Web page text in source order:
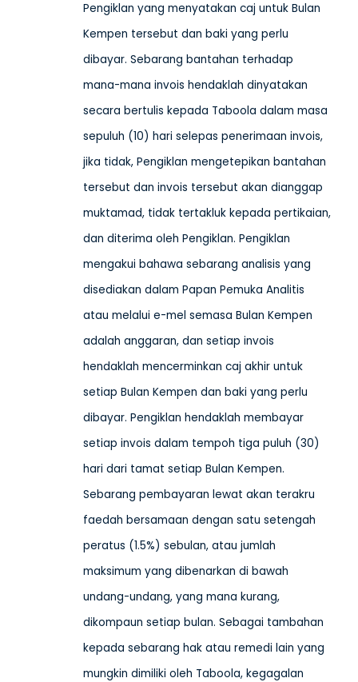
Pengiklan yang menyatakan caj untuk Bulan
Kempen tersebut dan baki yang perlu
dibayar. Sebarang bantahan terhadap
mana-mana invois hendaklah dinyatakan
secara bertulis kepada Taboola dalam masa
sepuluh (10) hari selepas penerimaan invois,
jika tidak, Pengiklan mengetepikan bantahan
tersebut dan invois tersebut akan dianggap
muktamad, tidak tertakluk kepada pertikaian,
dan diterima oleh Pengiklan. Pengiklan
mengakui bahawa sebarang analisis yang
disediakan dalam Papan Pemuka Analitis
atau melalui e-mel semasa Bulan Kempen
adalah anggaran, dan setiap invois
hendaklah mencerminkan caj akhir untuk
setiap Bulan Kempen dan baki yang perlu
dibayar. Pengiklan hendaklah membayar
setiap invois dalam tempoh tiga puluh (30)
hari dari tamat setiap Bulan Kempen.
Sebarang pembayaran lewat akan terakru
faedah bersamaan dengan satu setengah
peratus (1.5%) sebulan, atau jumlah
maksimum yang dibenarkan di bawah
undang-undang, yang mana kurang,
dikompaun setiap bulan. Sebagai tambahan
kepada sebarang hak atau remedi lain yang
mungkin dimiliki oleh Taboola, kegagalan